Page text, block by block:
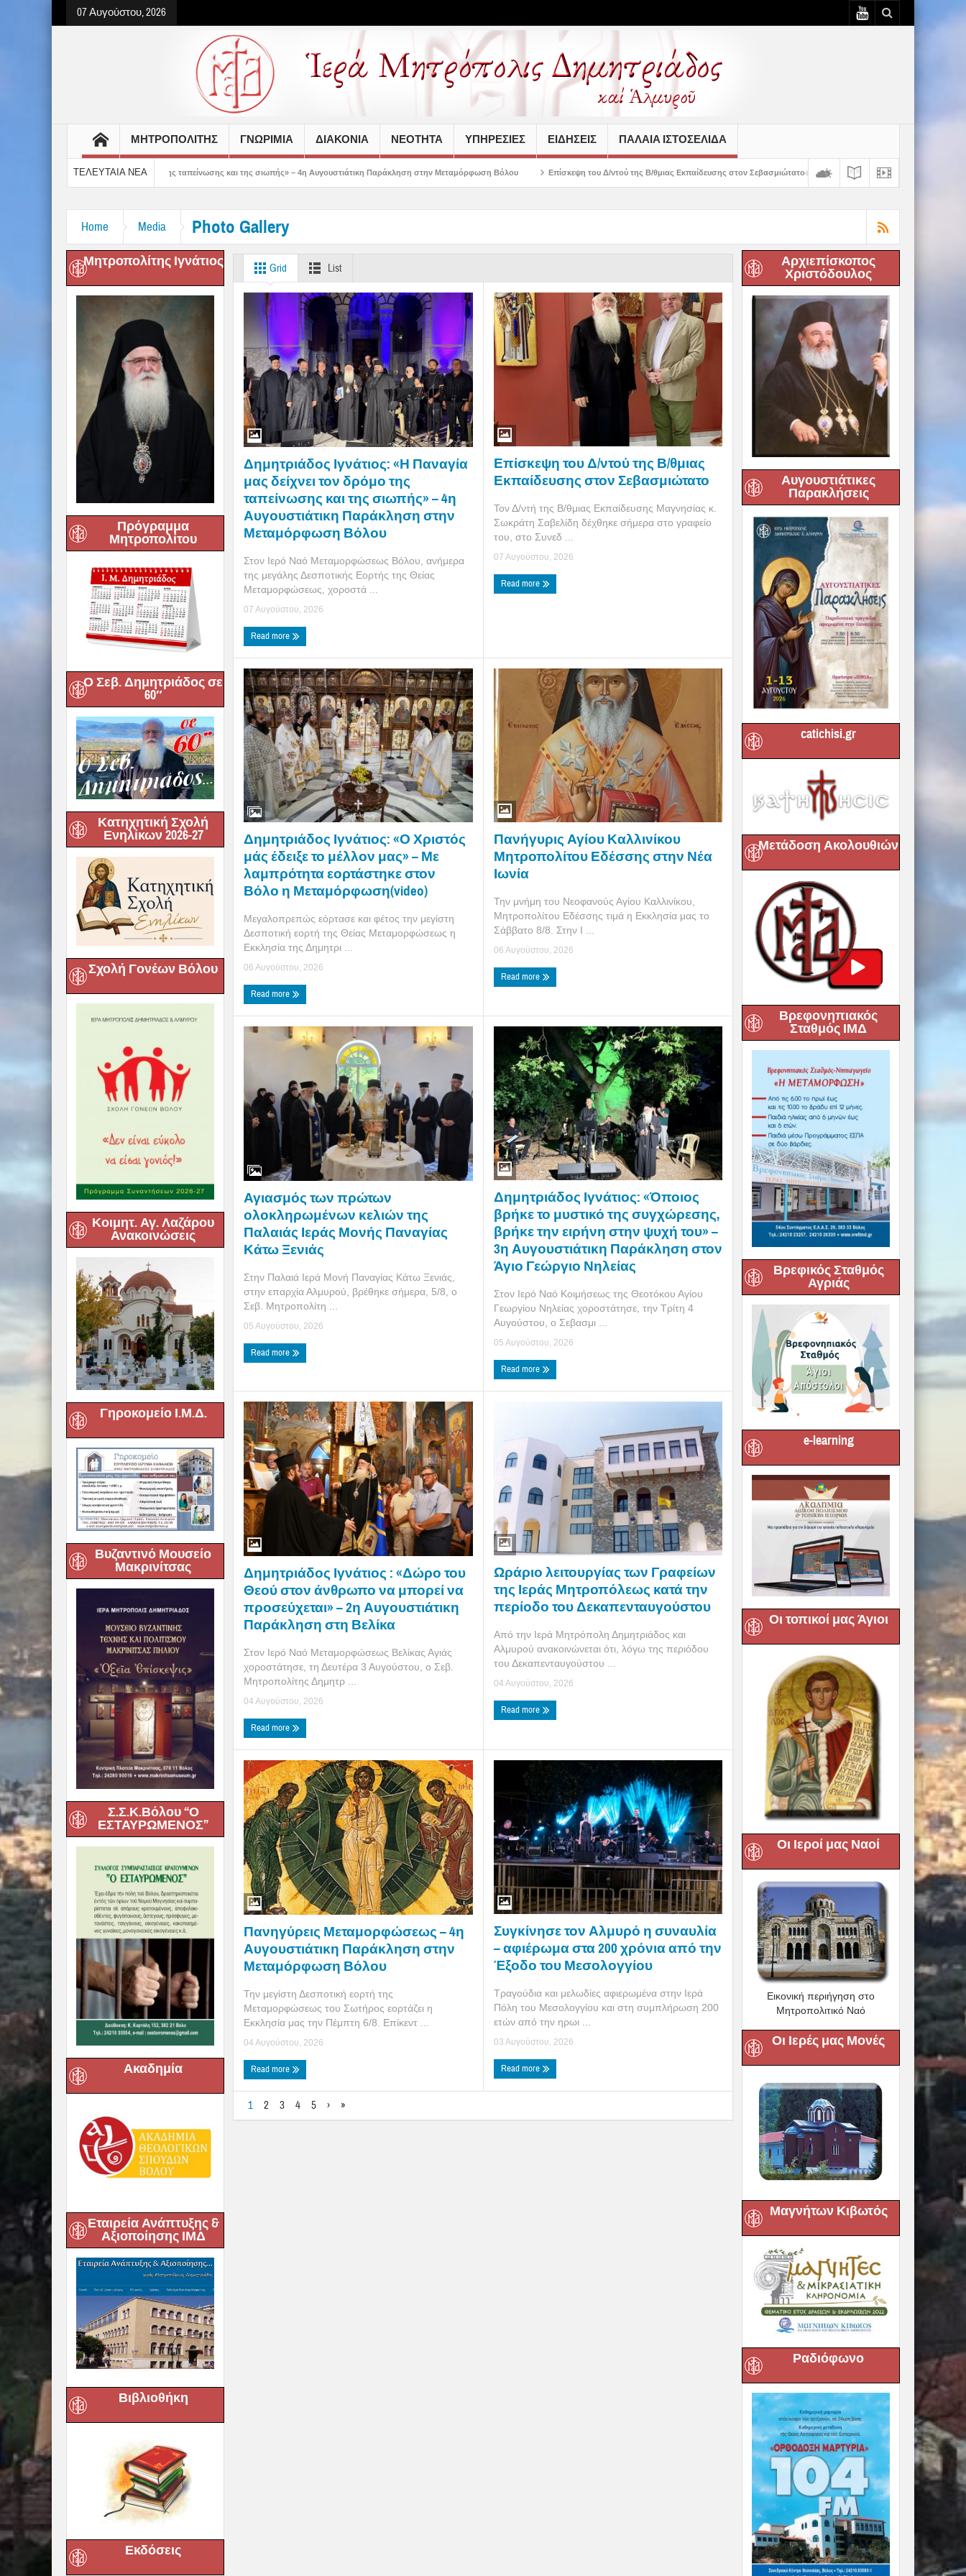
07 Αυγούστου, 2026
ΜΗΤΡΟΠΟΛΙΤΗΣ ΓΝΩΡΙΜΙΑ ΔΙΑΚΟΝΙΑ ΝΕΟΤΗΤΑ ΥΠΗΡΕΣΙΕΣ ΕΙΔΗΣΕΙΣ ΠΑΛΑΙΆ ΙΣΤΟΣΕΛΊΔΑ
ΤΕΛΕΥΤΑΙΑ ΝΕΑ
τον δρόμο της ταπείνωσης και της σιωπής» – 4η Αυγουστιάτικη Παράκληση στην Μεταμόρφωση Βόλου Επίσκεψη του Δ/ντού της Β/θμιας Εκπαίδευσης στον Σεβασμιώτατο Δημητριάδος Ιγνάτιος: «Ο Χριστός μάς έδειξε το
Home Media Photo Gallery
Μητροπολίτης Ιγνάτιος
Πρόγραμμα
Μητροπολίτου
Ο Σεβ. Δημητριάδος σε
60″
Κατηχητική Σχολή
Ενηλίκων 2026-27
Σχολή Γονέων Βόλου
Κοιμητ. Αγ. Λαζάρου
Ανακοινώσεις
Γηροκομείο Ι.Μ.Δ.
Βυζαντινό Μουσείο
Μακρινίτσας
Σ.Σ.Κ.Βόλου “Ο
ΕΣΤΑΥΡΩΜΕΝΟΣ”
Ακαδημία
Εταιρεία Ανάπτυξης &
Αξιοποίησης ΙΜΔ
Βιβλιοθήκη
Εκδόσεις
Grid List
Δημητριάδος Ιγνάτιος: «Η Παναγία
μας δείχνει τον δρόμο της
ταπείνωσης και της σιωπής» – 4η
Αυγουστιάτικη Παράκληση στην
Μεταμόρφωση Βόλου
Στον Ιερό Ναό Μεταμορφώσεως Βόλου, ανήμερα
της μεγάλης Δεσποτικής Εορτής της Θείας
Μεταμορφώσεως, χοροστά ...
07 Αυγούστου, 2026
Read more
Επίσκεψη του Δ/ντού της Β/θμιας
Εκπαίδευσης στον Σεβασμιώτατο
Τον Δ/ντή της Β/θμιας Εκπαίδευσης Μαγνησίας κ.
Σωκράτη Σαβελίδη δέχθηκε σήμερα στο γραφείο
του, στο Συνεδ ...
07 Αυγούστου, 2026
Read more
Δημητριάδος Ιγνάτιος: «Ο Χριστός
μάς έδειξε το μέλλον μας» – Με
λαμπρότητα εορτάστηκε στον
Βόλο η Μεταμόρφωση(video)
Μεγαλοπρεπώς εόρτασε και φέτος την μεγίστη
Δεσποτική εορτή της Θείας Μεταμορφώσεως η
Εκκλησία της Δημητρι ...
06 Αυγούστου, 2026
Read more
Πανήγυρις Αγίου Καλλινίκου
Μητροπολίτου Εδέσσης στην Νέα
Ιωνία
Την μνήμη του Νεοφανούς Αγίου Καλλινίκου,
Μητροπολίτου Εδέσσης τιμά η Εκκλησία μας το
Σάββατο 8/8. Στην Ι ...
06 Αυγούστου, 2026
Read more
Αγιασμός των πρώτων
ολοκληρωμένων κελιών της
Παλαιάς Ιεράς Μονής Παναγίας
Κάτω Ξενιάς
Στην Παλαιά Ιερά Μονή Παναγίας Κάτω Ξενιάς,
στην επαρχία Αλμυρού, βρέθηκε σήμερα, 5/8, ο
Σεβ. Μητροπολίτη ...
05 Αυγούστου, 2026
Read more
Δημητριάδος Ιγνάτιος: «Όποιος
βρήκε το μυστικό της συγχώρεσης,
βρήκε την ειρήνη στην ψυχή του» –
3η Αυγουστιάτικη Παράκληση στον
Άγιο Γεώργιο Νηλείας
Στον Ιερό Ναό Κοιμήσεως της Θεοτόκου Αγίου
Γεωργίου Νηλείας χοροστάτησε, την Τρίτη 4
Αυγούστου, ο Σεβασμι ...
05 Αυγούστου, 2026
Read more
Δημητριάδος Ιγνάτιος : «Δώρο του
Θεού στον άνθρωπο να μπορεί να
προσεύχεται» – 2η Αυγουστιάτικη
Παράκληση στη Βελίκα
Στον Ιερό Ναό Μεταμορφώσεως Βελίκας Αγιάς
χοροστάτησε, τη Δευτέρα 3 Αυγούστου, ο Σεβ.
Μητροπολίτης Δημητρ ...
04 Αυγούστου, 2026
Read more
Ωράριο λειτουργίας των Γραφείων
της Ιεράς Μητροπόλεως κατά την
περίοδο του Δεκαπενταυγούστου
Από την Ιερά Μητρόπολη Δημητριάδος και
Αλμυρού ανακοινώνεται ότι, λόγω της περιόδου
του Δεκαπενταυγούστου ...
04 Αυγούστου, 2026
Read more
Πανηγύρεις Μεταμορφώσεως – 4η
Αυγουστιάτικη Παράκληση στην
Μεταμόρφωση Βόλου
Την μεγίστη Δεσποτική εορτή της
Μεταμορφώσεως του Σωτήρος εορτάζει η
Εκκλησία μας την Πέμπτη 6/8. Επίκεντ ...
04 Αυγούστου, 2026
Read more
Συγκίνησε τον Αλμυρό η συναυλία
– αφιέρωμα στα 200 χρόνια από την
Έξοδο του Μεσολογγίου
Τραγούδια και μελωδίες αφιερωμένα στην Ιερά
Πόλη του Μεσολογγίου και στη συμπλήρωση 200
ετών από την ηρωι ...
03 Αυγούστου, 2026
Read more
1 2 3 4 5 › »
Αρχιεπίσκοπος
Χριστόδουλος
Αυγουστιάτικες
Παρακλήσεις
catichisi.gr
Μετάδοση Ακολουθιών
Βρεφονηπιακός
Σταθμός ΙΜΔ
Βρεφικός Σταθμός
Αγριάς
e-learning
Οι τοπικοί μας Άγιοι
Οι Ιεροί μας Ναοί
Εικονική περιήγηση στο
Μητροπολιτικό Ναό
Οι Ιερές μας Μονές
Μαγνήτων Κιβωτός
Ραδιόφωνο